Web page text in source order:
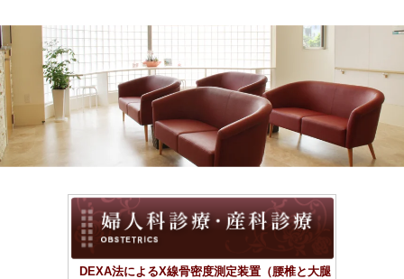
DEXA法によるX線骨密度測定装置（腰椎と大腿